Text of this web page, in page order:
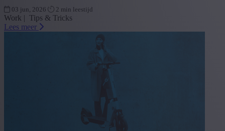
03 jun, 2026 2 min leestijd
Work | Tips & Tricks
Lees meer